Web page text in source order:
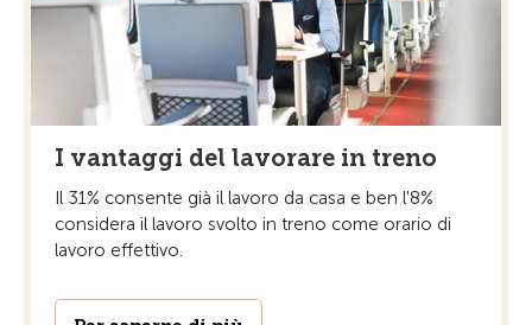
I vantaggi del lavorare in treno
Il 31% consente già il lavoro da casa e ben l'8%
considera il lavoro svolto in treno come orario di
lavoro effettivo.